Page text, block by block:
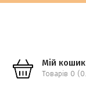
Мій кошик